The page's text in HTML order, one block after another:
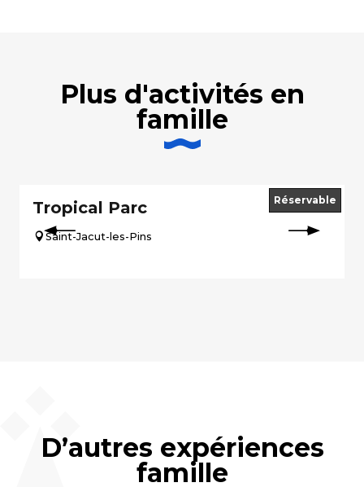
Plus d'activités en
famille
Tropical Parc
Saint-Jacut-les-Pins
Réservable
D’autres expériences
famille